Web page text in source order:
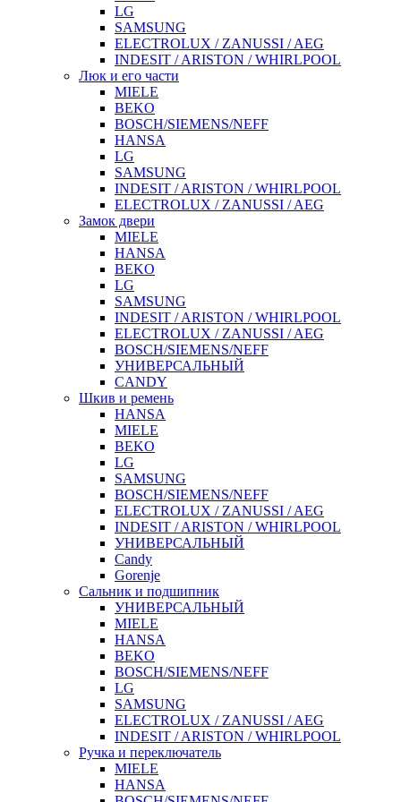
LG
SAMSUNG
ELECTROLUX / ZANUSSI / AEG
INDESIT / ARISTON / WHIRLPOOL
Люк и его части
MIELE
BEKO
BOSCH/SIEMENS/NEFF
HANSA
LG
SAMSUNG
INDESIT / ARISTON / WHIRLPOOL
ELECTROLUX / ZANUSSI / AEG
Замок двери
MIELE
HANSA
BEKO
LG
SAMSUNG
INDESIT / ARISTON / WHIRLPOOL
ELECTROLUX / ZANUSSI / AEG
BOSCH/SIEMENS/NEFF
УНИВЕРСАЛЬНЫЙ
CANDY
Шкив и ремень
HANSA
MIELE
BEKO
LG
SAMSUNG
BOSCH/SIEMENS/NEFF
ELECTROLUX / ZANUSSI / AEG
INDESIT / ARISTON / WHIRLPOOL
УНИВЕРСАЛЬНЫЙ
Candy
Gorenje
Сальник и подшипник
УНИВЕРСАЛЬНЫЙ
MIELE
HANSA
BEKO
BOSCH/SIEMENS/NEFF
LG
SAMSUNG
ELECTROLUX / ZANUSSI / AEG
INDESIT / ARISTON / WHIRLPOOL
Ручка и переключатель
MIELE
HANSA